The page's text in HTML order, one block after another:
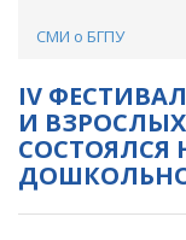
СМИ о БГПУ
IV
И
СОСТОЯЛСЯ